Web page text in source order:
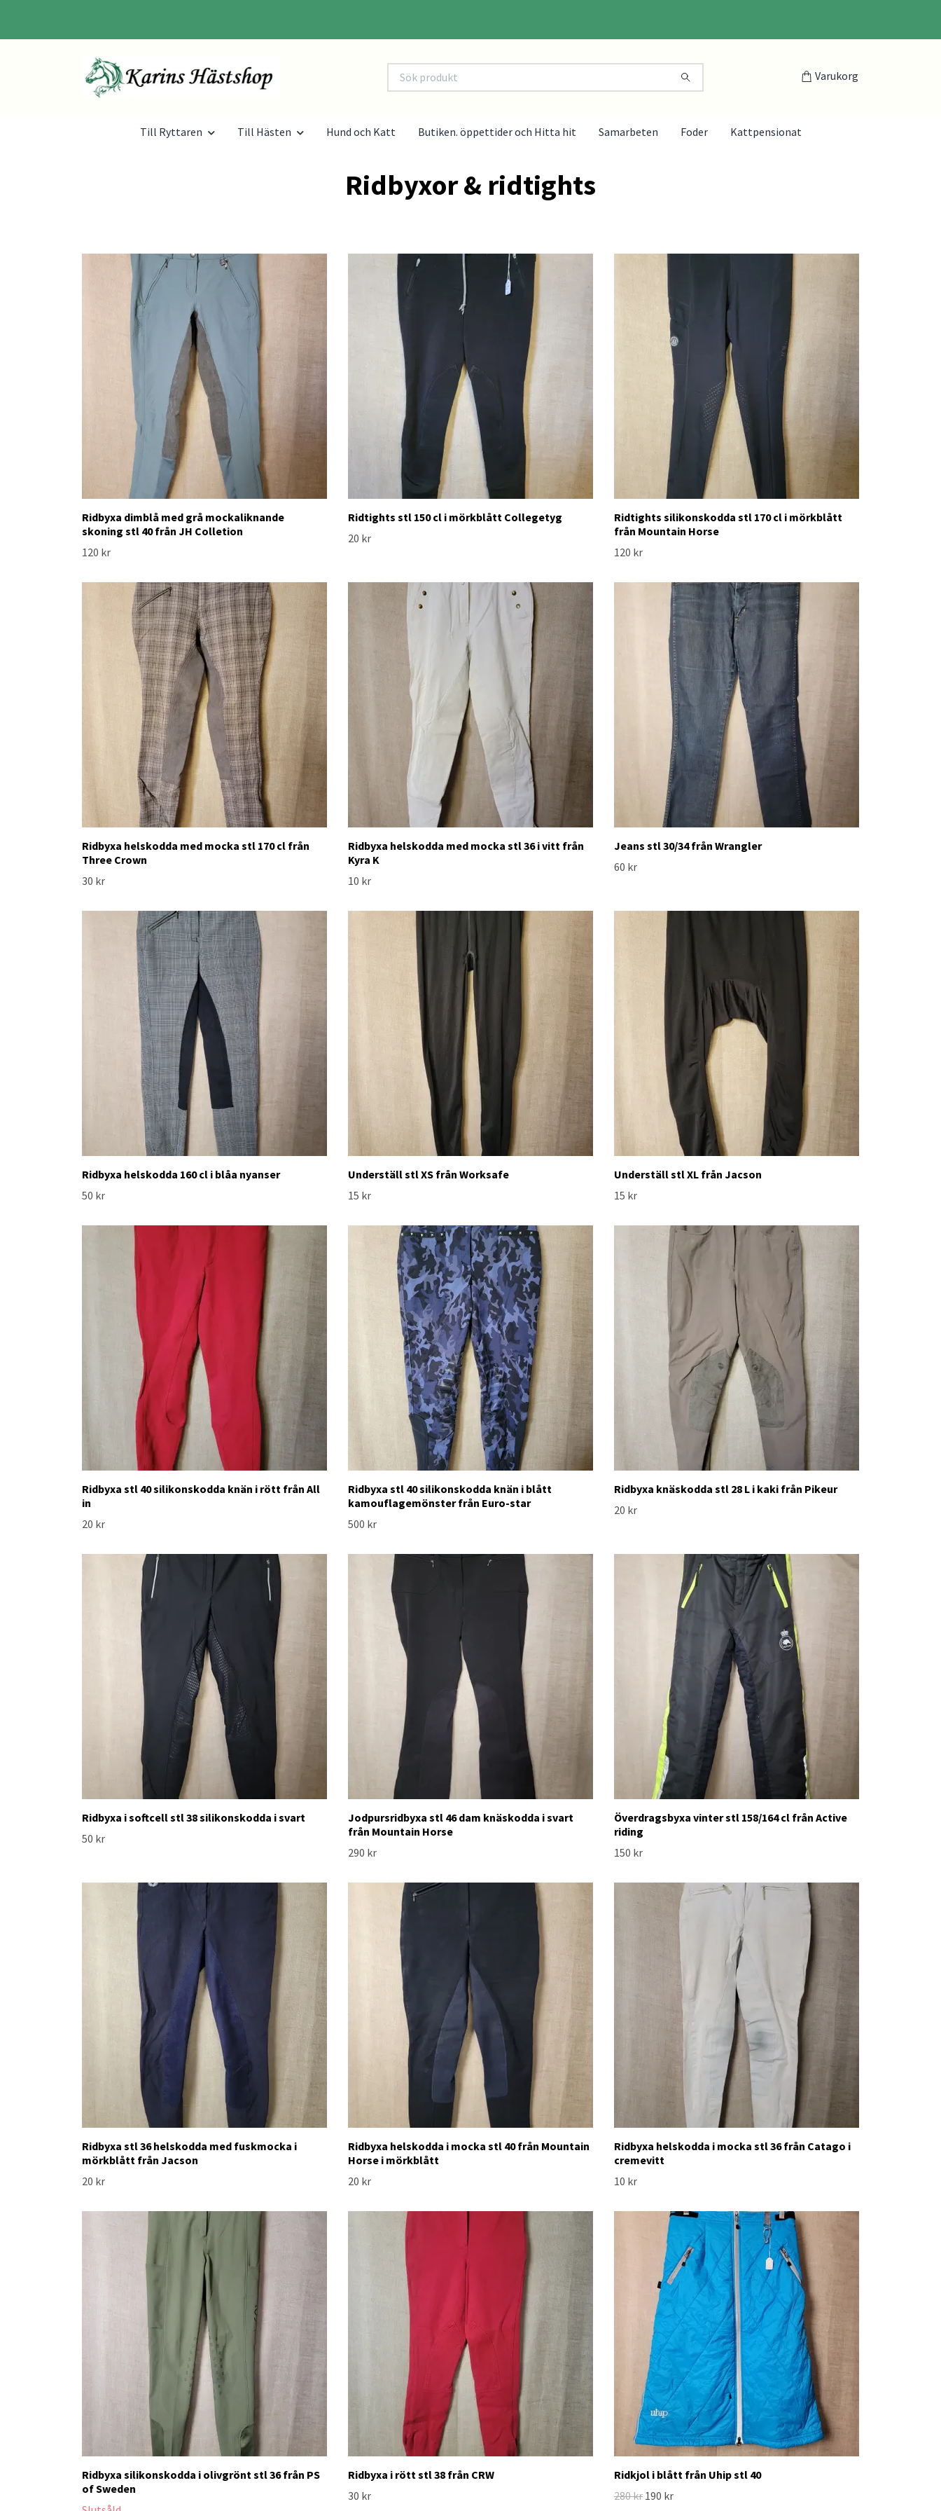
Varukorg
Till Ryttaren Till Hästen Hund och Katt Butiken. öppettider och Hitta hit Samarbeten Foder Kattpensionat
Ridbyxor & ridtights
Ridbyxa dimblå med grå mockaliknande
skoning stl 40 från JH Colletion
120 kr
Ridtights stl 150 cl i mörkblått Collegetyg
20 kr
Ridtights silikonskodda stl 170 cl i mörkblått
från Mountain Horse
120 kr
Ridbyxa helskodda med mocka stl 170 cl från
Three Crown
30 kr
Ridbyxa helskodda med mocka stl 36 i vitt från
Kyra K
10 kr
Jeans stl 30/34 från Wrangler
60 kr
Ridbyxa helskodda 160 cl i blåa nyanser
50 kr
Underställ stl XS från Worksafe
15 kr
Underställ stl XL från Jacson
15 kr
Ridbyxa stl 40 silikonskodda knän i rött från All
in
20 kr
Ridbyxa stl 40 silikonskodda knän i blått
kamouflagemönster från Euro-star
500 kr
Ridbyxa knäskodda stl 28 L i kaki från Pikeur
20 kr
Ridbyxa i softcell stl 38 silikonskodda i svart
50 kr
Jodpursridbyxa stl 46 dam knäskodda i svart
från Mountain Horse
290 kr
Överdragsbyxa vinter stl 158/164 cl från Active
riding
150 kr
Ridbyxa stl 36 helskodda med fuskmocka i
mörkblått från Jacson
20 kr
Ridbyxa helskodda i mocka stl 40 från Mountain
Horse i mörkblått
20 kr
Ridbyxa helskodda i mocka stl 36 från Catago i
cremevitt
10 kr
Ridbyxa silikonskodda i olivgrönt stl 36 från PS
of Sweden
Ridbyxa i rött stl 38 från CRW
30 kr
Ridkjol i blått från Uhip stl 40
280 kr 190 kr